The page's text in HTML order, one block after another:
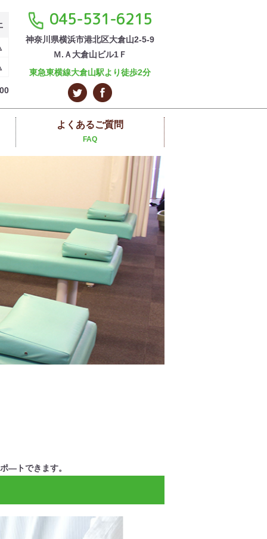
045-531-6215
神奈川県横浜市港北区大倉山2-5-9
Ｍ.Ａ大倉山ビル1Ｆ
東急東横線大倉山駅より徒歩2分
よくあるご質問
FAQ
―トできます。